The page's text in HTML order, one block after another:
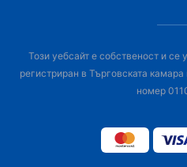
Този уебсайт е собственост и се
регистриран в Търговската
номер